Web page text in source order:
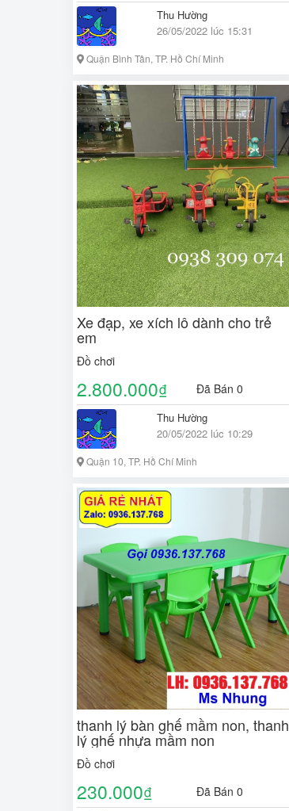
Thu Hường
26/05/2022 lúc 15:31
Quận Bình Tân, TP. Hồ Chí Minh
Xe đạp, xe xích lô dành cho trẻ
em
Đồ chơi
2.800.000₫ Đã Bán 0
Thu Hường
20/05/2022 lúc 10:29
Quận 10, TP. Hồ Chí Minh
thanh lý bàn ghế mầm non, thanh
lý ghế nhựa mầm non
Đồ chơi
230.000₫ Đã Bán 0